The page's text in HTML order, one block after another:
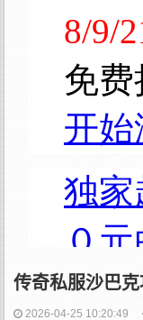
传奇私服沙巴
2026-04-25 10:20:49